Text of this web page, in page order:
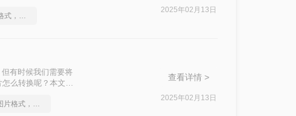
如何将cad转成图片格式，实用的方法来了
2025年02月13日
有时候我们需要将
么转换呢？本文将
如何将cad转成图片格式，实用的方法来了
查看详情 >
2025年02月13日